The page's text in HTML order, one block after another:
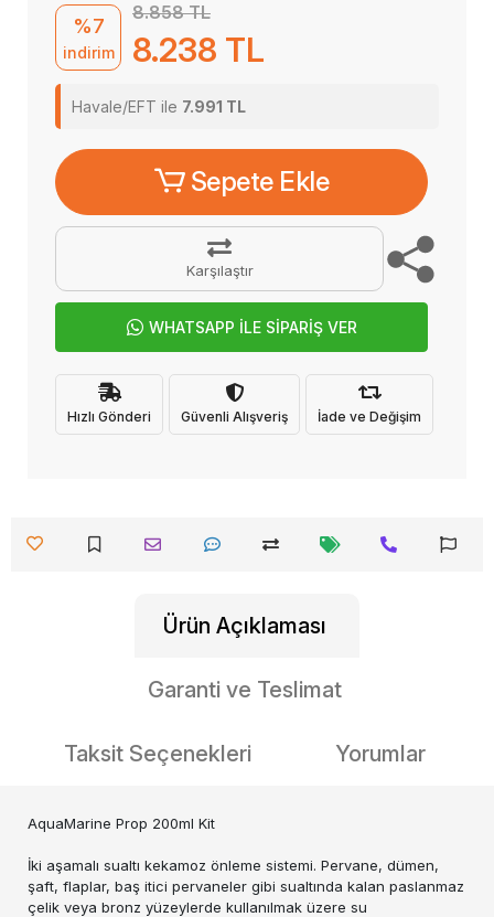
%7
indirim
8.858 TL
8.238 TL
Havale/EFT ile 7.991 TL
Sepete Ekle
Karşılaştır
WHATSAPP İLE SİPARİŞ VER
Hızlı Gönderi Güvenli Alışveriş İade ve Değişim
Ürün Açıklaması
Garanti ve Teslimat
Taksit Seçenekleri Yorumlar
AquaMarine Prop 200ml Kit
İki aşamalı sualtı kekamoz önleme sistemi. Pervane, dümen,
şaft, flaplar, baş itici pervaneler gibi sualtında kalan paslanmaz
çelik veya bronz yüzeylerde kullanılmak üzere su